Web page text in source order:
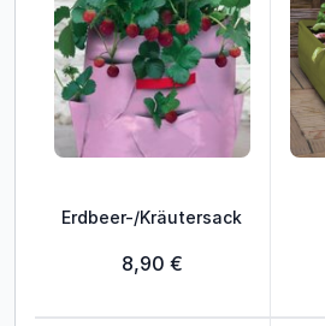
Erdbeer-/Kräutersack
8,90 €